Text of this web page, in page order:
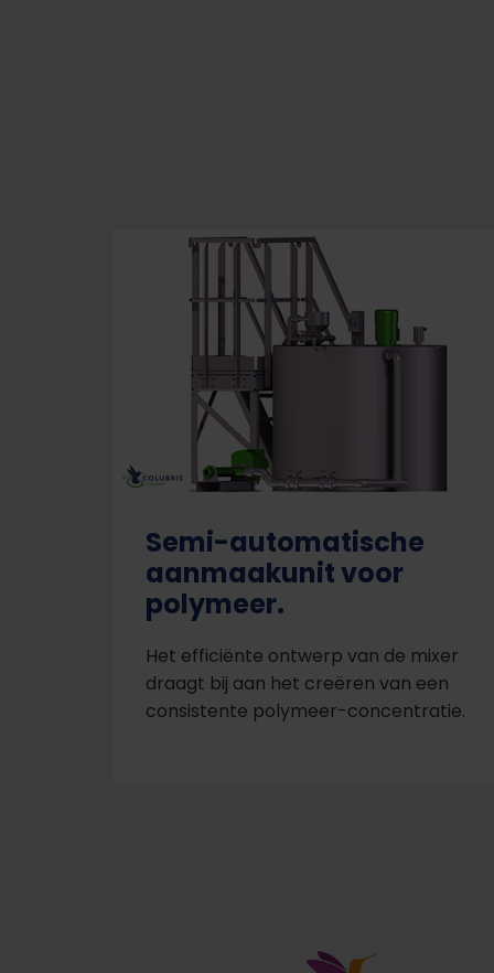
Semi-automatische
aanmaakunit voor
polymeer.
Het efficiënte ontwerp van de mixer
draagt bij aan het creëren van een
consistente polymeer-concentratie.